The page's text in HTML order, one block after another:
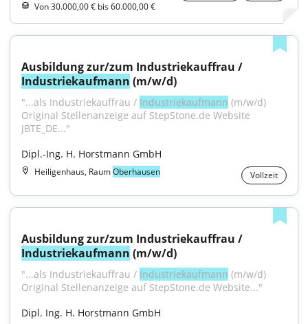
Von 30.000,00 € bis 60.000,00 €
Industriekaufmann (m/w/d)
"...als Industriekauffrau / Industriekaufmann (m/w/d)
Original Stellenanzeige auf StepStone.de Website
JBTE_DE..."
Dipl.-Ing. H. Horstmann GmbH
Heiligenhaus, RaumOberhausen Vollzeit
Industriekaufmann (m/w/d)
"...als Industriekauffrau / Industriekaufmann (m/w/d)
Original Stellenanzeige auf StepStone.de Website..."
Dipl. Ing. H. Horstmann GmbH